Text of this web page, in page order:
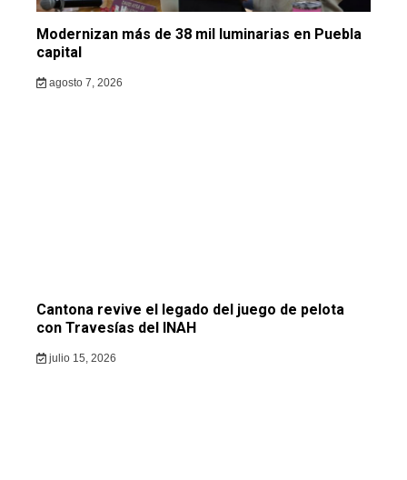
Modernizan más de 38 mil luminarias en Puebla
capital
agosto 7, 2026
Cantona revive el legado del juego de pelota
con Travesías del INAH
julio 15, 2026